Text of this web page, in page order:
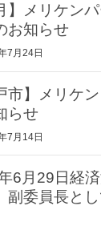
】メリケン
お知らせ
7月24日
市】メリケ
らせ
7月14日
6月29日経
副委員長と